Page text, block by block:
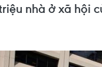
nhà ở xã hội